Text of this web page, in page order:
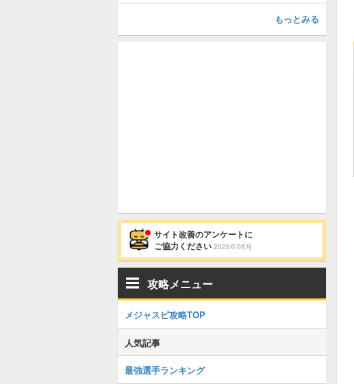
もっとみる
サイト改善のアンケートに
ご協力ください 2026年08月
攻略メニュー
メジャスピ攻略TOP
人気記事
最強選手ランキング